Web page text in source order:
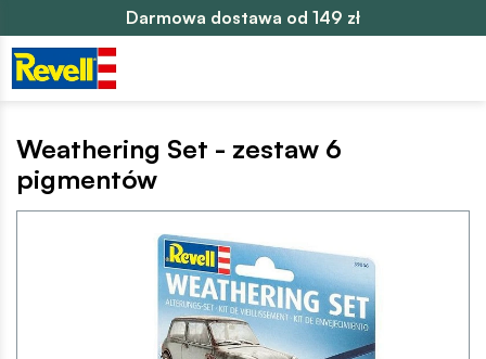
Darmowa dostawa od 149 zł
Weathering Set - zestaw 6
pigmentów